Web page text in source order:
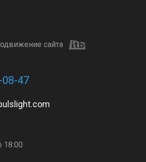
сайта
08-47
18:00